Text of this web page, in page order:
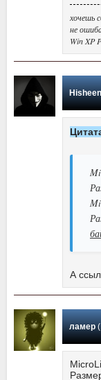
хочешь
не
Win XP
Hisheen
А
ламер